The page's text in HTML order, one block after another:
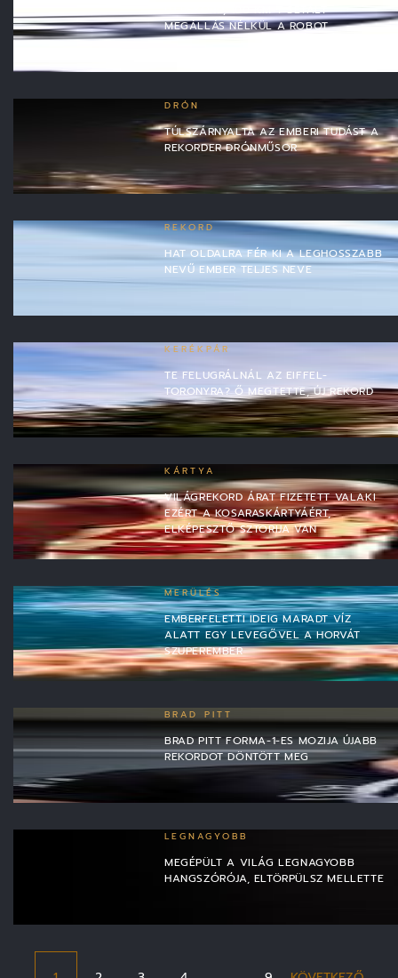
ÚJ REKORD, 100 KM-T SÉTÁLT
MEGÁLLÁS NÉLKÜL A ROBOT
DRÓN
TÚLSZÁRNYALTA AZ EMBERI TUDÁST A
REKORDER DRÓNMŰSOR
REKORD
HAT OLDALRA FÉR KI A LEGHOSSZABB
NEVŰ EMBER TELJES NEVE
KERÉKPÁR
TE FELUGRÁLNÁL AZ EIFFEL-
TORONYRA? Ő MEGTETTE, ÚJ REKORD
KÁRTYA
VILÁGREKORD ÁRAT FIZETETT VALAKI
EZÉRT A KOSARASKÁRTYÁÉRT,
ELKÉPESZTŐ SZTORIJA VAN
MERÜLÉS
EMBERFELETTI IDEIG MARADT VÍZ
ALATT EGY LEVEGŐVEL A HORVÁT
SZUPEREMBER
BRAD PITT
BRAD PITT FORMA-1-ES MOZIJA ÚJABB
REKORDOT DÖNTÖTT MEG
LEGNAGYOBB
MEGÉPÜLT A VILÁG LEGNAGYOBB
HANGSZÓRÓJA, ELTÖRPÜLSZ MELLETTE